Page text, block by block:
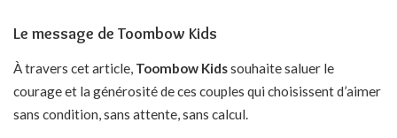
Le message de Toombow Kids
À travers cet article, Toombow Kidssouhaite saluer le
courage et la générosité de ces couples qui choisissent d’aimer
sans condition, sans attente, sans calcul.